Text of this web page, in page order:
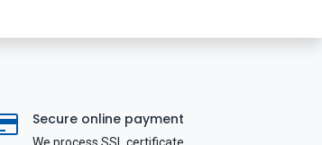
Secure online payment